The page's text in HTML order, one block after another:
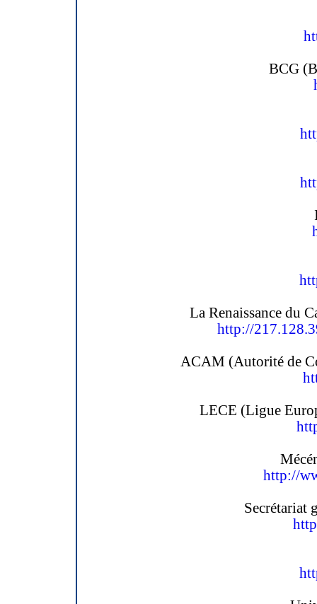
BCG
La Renaissance du
http://
ACAM (Autorité de
LECE (Ligue
http://
Secrétariat